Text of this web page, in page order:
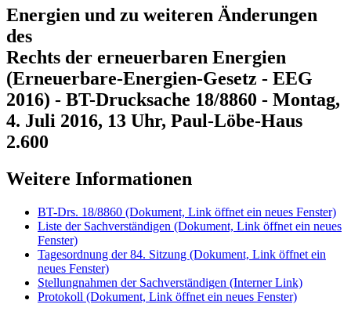
Energien und zu weiteren Änderungen
des
Rechts der erneuerbaren Energien
(Erneuerbare-Energien-Gesetz - EEG
2016) - BT-Drucksache 18/8860 - Montag,
4. Juli 2016, 13 Uhr, Paul-Löbe-Haus
2.600
Weitere Informationen
BT-Drs. 18/8860 (Dokument, Link öffnet ein neues Fenster)
Liste der Sachverständigen (Dokument, Link öffnet ein neues
Fenster)
Tagesordnung der 84. Sitzung (Dokument, Link öffnet ein
neues Fenster)
Stellungnahmen der Sachverständigen (Interner Link)
Protokoll (Dokument, Link öffnet ein neues Fenster)